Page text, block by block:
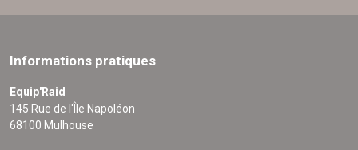
Informations pratiques
Equip'Raid
145 Rue de l'Île Napoléon
68100 Mulhouse